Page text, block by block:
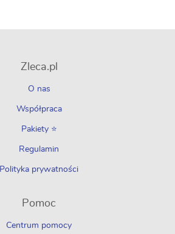
Zleca.pl
O nas
Współpraca
Pakiety ⭐
Regulamin
Polityka prywatności
Pomoc
Centrum pomocy